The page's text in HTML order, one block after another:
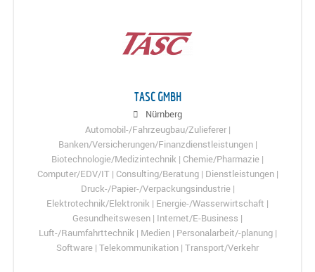
TASC GMBH
Nürnberg
Automobil-/Fahrzeugbau/Zulieferer |
Banken/Versicherungen/Finanzdienstleistungen |
Biotechnologie/Medizintechnik | Chemie/Pharmazie |
Computer/EDV/IT | Consulting/Beratung | Dienstleistungen |
Druck-/Papier-/Verpackungsindustrie |
Elektrotechnik/Elektronik | Energie-/Wasserwirtschaft |
Gesundheitswesen | Internet/E-Business |
Luft-/Raumfahrttechnik | Medien | Personalarbeit/-planung |
Software | Telekommunikation | Transport/Verkehr